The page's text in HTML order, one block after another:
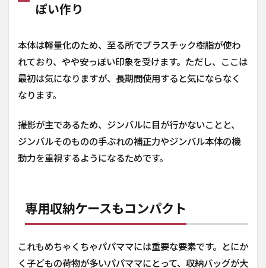
ぽい作り
本体は軽量化のため、至る所でプラスチック樹脂が使わ
れており、やや安っぽい印象を受けます。ただし、ここは
最初は気になりますが、長期間使用すると気にならなく
なります。
撮影が主であるため、ジンバルに目が行かないことと、
ジンバルそのものの手ぶれの補正力やジンバル本体の機
動力を重視するようになるためです。
専用収納ケースもコンパクト
これもめちゃくちゃパパママには重要な要素です。とにか
く子どもの荷物が多いパパママにとって、収納バッグが大